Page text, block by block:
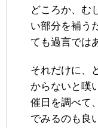
どころか、む
い部分を補う
ても過言では
それだけに、
からないと嘆
催日を調べて
でみるのも良